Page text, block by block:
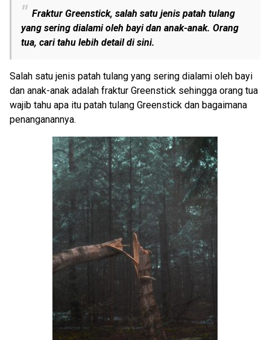
Fraktur Greenstick, salah satu jenis patah tulang
yang sering dialami oleh bayi dan anak-anak. Orang
tua, cari tahu lebih detail di sini.
Salah satu jenis patah tulang yang sering dialami oleh bayi
dan anak-anak adalah fraktur Greenstick sehingga orang tua
wajib tahu apa itu patah tulang Greenstick dan bagaimana
penanganannya.